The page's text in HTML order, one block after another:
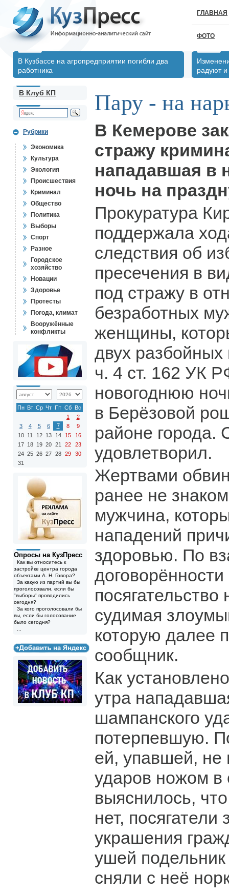
ГЛАВНАЯ
ФОТО
В Кузбассе на агропредприятии погибли два
работника
радуют и
В Клуб КП
Рубрики
Экономика
Культура
Экология
Происшествия
Криминал
Общество
Политика
Выборы
Спорт
Разное
Городское
хозяйство
Новации
Здоровье
Протесты
Погода, климат
Вооружённые
конфликты
Пн Вт Ср Чт Пт Сб Вс
1
2
3
4 5 6 7 8
9
10 11 12 13 14 15
16
17 18 19 20 21 22
23
24 25 26 27 28 29
30
31
Опросы на КузПресс
Как вы относитесь к
застройке центра города
объектами А. Н. Говора?
За какую из партий вы бы
проголосовали, если бы
"выборы" проводились
сегодня?
За кого проголосовали бы
вы, если бы голосование
было сегодня?
Пару - на
В Кемерове
стражу
нападавшая в
ночь на
Прокуратура
поддержала
следствия об
пресечения в
под стражу в
безработных
женщины,
двух
ч. 4 ст. 162 УК
новогоднюю
в Берёзовой
районе города.
удовлетворил.
Жертвами
ранее не
мужчина,
нападений
здоровью. По
судимая
которую далее
сообщник.
Как
утра
шампанского
потерпевшую.
ей, упавшей, не
ударов ножом в
выяснилось,
нет,
украшения
ушей
сняли с неё